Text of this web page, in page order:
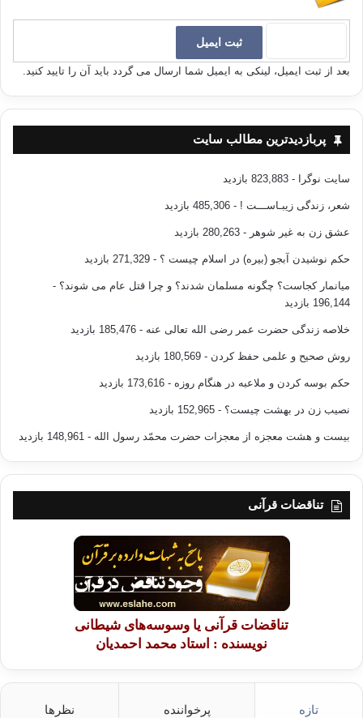
بعد از ثبت ایمیل، لینکی به ایمیل شما ارسال می گردد باید آن را تایید کنید.
پربازدیدترین مطالب سایت
سایت نوگرا - 823,883 بازدید
شعر، زندگی زیبـاســـت ! - 485,306 بازدید
عشق زن به غیر شوهر - 280,263 بازدید
حکم نوشیدن آبجو (بیره) در اسلام چیست ؟ - 271,329 بازدید
میانمار کجاست؟ چگونه مسلمان شدند؟ و چرا قتل عام می شوند؟ -
196,144 بازدید
خلاصه زندگی حضرت عمر رضی الله تعالی عنه - 185,476 بازدید
روش صحیح و علمی حفظ کردن - 180,569 بازدید
حکم بوسه کردن و ملاعبه در هنگام روزه - 173,616 بازدید
نصیب زن در بهشت چیست؟ - 152,965 بازدید
بیست و هشت معجزه از معجزات حضرت محمّد رسول الله - 148,961 بازدید
تناقضات قرآنی
تناقضات قرآنی یا وسوسه‌های شیطانی
نویسنده : استاد محمد احمدیان
تازه پرخواننده نظرها